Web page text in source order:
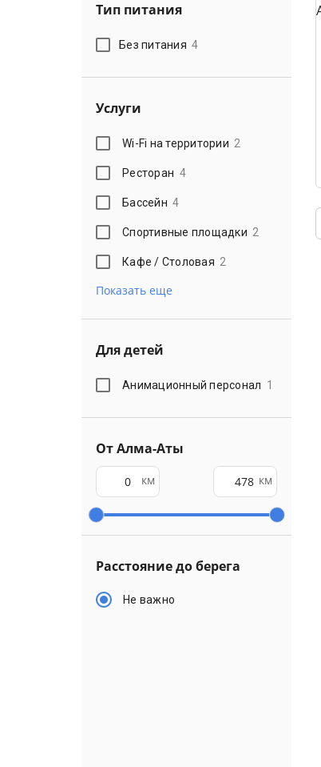
Тип питания
Без питания 4
Услуги
Wi-Fi на территории 2
Ресторан 4
Бассейн 4
Спортивные площадки 2
Кафе / Столовая 2
Показать еще
Для детей
Анимационный персонал 1
От Алма-Аты
км км
Расстояние до берега
Не важно